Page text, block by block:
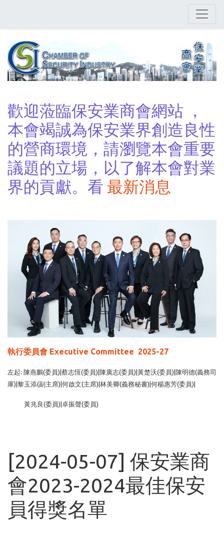
main
歡迎蒞臨保安業商會網站 ，
本會竭誠為保安業界創造良性
的營商環境，請瀏覽本會重要
議題的立場，以了解本會對業
界的貢獻。看 最新消息
執行委員會 Executive Committee 2025-27
左起: 陳燕鵬(委員)|蔡志恆(委員)|陳廣志(委員)|黃楚沃(委員)|陳明德(義務司
庫)|黎玉添(副主席)|何啟文(主席)|林美卿(義務秘書)|何楊惠芳(委員)|
黃兆良(委員)|卓振聲(委員)
[2024-05-07] 保安業商
會2023-2024最佳保安
員得獎名單